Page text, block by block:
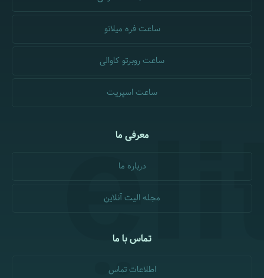
ساعت فره میلانو
ساعت روبرتو کاوالی
ساعت اسپریت
معرفی ما
درباره ما
مجله الیت آنلاین
تماس با ما
اطلاعات تماس